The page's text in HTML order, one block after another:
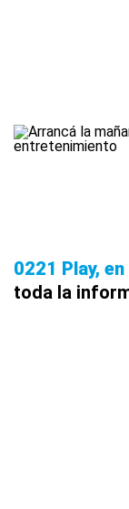
0221 Play,
toda la